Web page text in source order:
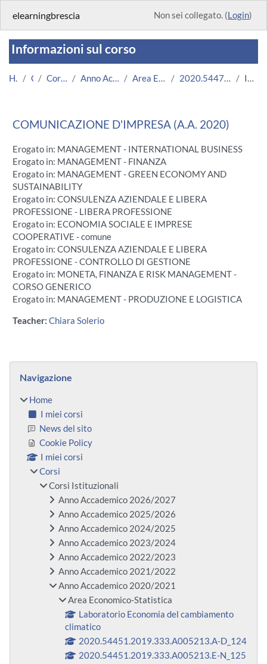
elearningbrescia Non sei collegato. (Login)
Informazioni sul corso
Home Corsi Corsi Istituzionali Anno Accademico 2020/2021 Area Economico-Statistica 2020.54473.2011.222.703081.N0_18 Introduzione
COMUNICAZIONE D'IMPRESA (A.A. 2020)
Erogato in: MANAGEMENT - INTERNATIONAL BUSINESS
Erogato in: MANAGEMENT - FINANZA
Erogato in: MANAGEMENT - GREEN ECONOMY AND
SUSTAINABILITY
Erogato in: CONSULENZA AZIENDALE E LIBERA
PROFESSIONE - LIBERA PROFESSIONE
Erogato in: ECONOMIA SOCIALE E IMPRESE
COOPERATIVE - comune
Erogato in: CONSULENZA AZIENDALE E LIBERA
PROFESSIONE - CONTROLLO DI GESTIONE
Erogato in: MONETA, FINANZA E RISK MANAGEMENT -
CORSO GENERICO
Erogato in: MANAGEMENT - PRODUZIONE E LOGISTICA
Teacher: Chiara Solerio
Blocchi
Navigazione
Home
I miei corsi
News del sito
Cookie Policy
I miei corsi
Corsi
Corsi Istituzionali
Anno Accademico 2026/2027
Anno Accademico 2025/2026
Anno Accademico 2024/2025
Anno Accademico 2023/2024
Anno Accademico 2022/2023
Anno Accademico 2021/2022
Anno Accademico 2020/2021
Area Economico-Statistica
Laboratorio Economia del cambiamento
climatico
2020.54451.2019.333.A005213.A-D_124
2020.54451.2019.333.A005213.E-N_125